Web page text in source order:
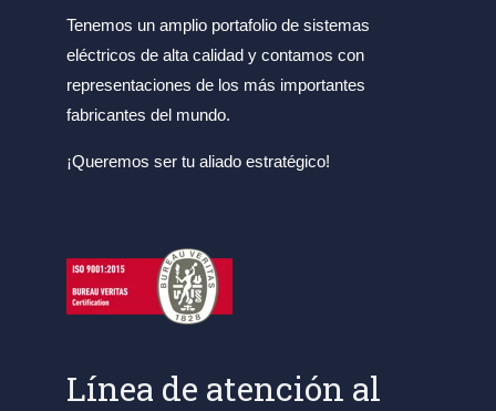
Tenemos un amplio portafolio de sistemas
eléctricos de alta calidad y contamos con
representaciones de los más importantes
fabricantes del mundo.
¡Queremos ser tu aliado estratégico!
Línea de atención al